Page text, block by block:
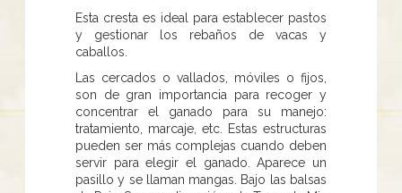
Esta cresta es ideal para establecer pastos
y gestionar los rebaños de vacas y
caballos.
Las cercados o vallados, móviles o fijos,
son de gran importancia para recoger y
concentrar el ganado para su manejo:
tratamiento, marcaje, etc. Estas estructuras
pueden ser más complejas cuando deben
servir para elegir el ganado. Aparece un
pasillo y se llaman mangas. Bajo las balsas